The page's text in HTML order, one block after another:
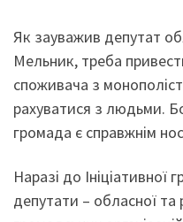
Як зауважив депутат
Мельник, треба
споживача з
рахуватися з людьми.
громада є справжнім
Наразі до Ініціативної
депутати – обласної та